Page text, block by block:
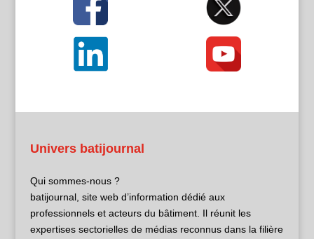
Univers batijournal
Qui sommes-nous ?
batijournal, site web d’information dédié aux
professionnels et acteurs du bâtiment. Il réunit les
expertises sectorielles de médias reconnus dans la filière